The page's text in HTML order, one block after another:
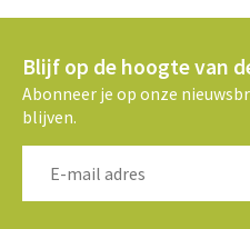
Blijf op de hoogte van
Abonneer je op onze
blijven.